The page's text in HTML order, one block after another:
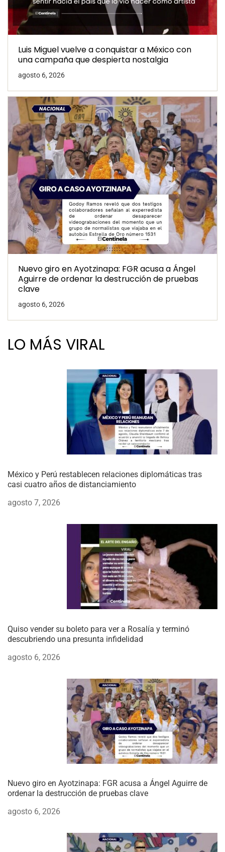
Luis Miguel vuelve a conquistar a México con
una campaña que despierta nostalgia
agosto 6, 2026
Nuevo giro en Ayotzinapa: FGR acusa a Ángel
Aguirre de ordenar la destrucción de pruebas
clave
agosto 6, 2026
LO MÁS VIRAL
México y Perú restablecen relaciones diplomáticas tras
casi cuatro años de distanciamiento
agosto 7, 2026
Quiso vender su boleto para ver a Rosalía y terminó
descubriendo una presunta infidelidad
agosto 6, 2026
Nuevo giro en Ayotzinapa: FGR acusa a Ángel Aguirre de
ordenar la destrucción de pruebas clave
agosto 6, 2026